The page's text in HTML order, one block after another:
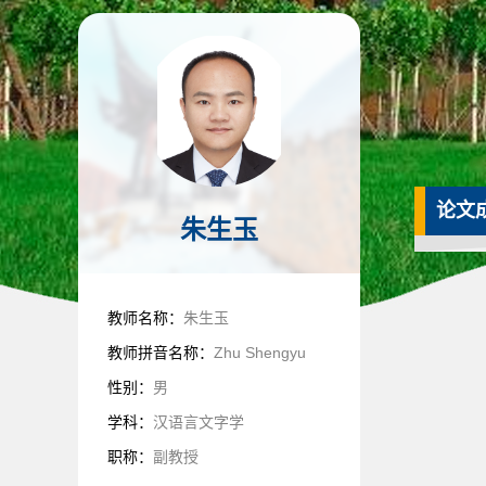
朱生玉
教师名称： 朱生玉
教师拼音名称： Zhu Shengyu
性别： 男
学科： 汉语言文字学
职称： 副教授
论文